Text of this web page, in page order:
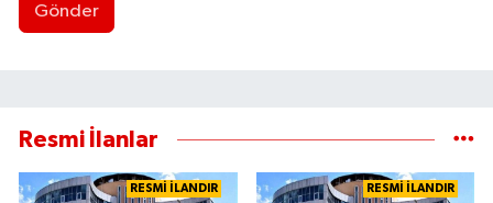
Gönder
Resmi İlanlar
RESMİ İLANDIR RESMİ İLANDIR